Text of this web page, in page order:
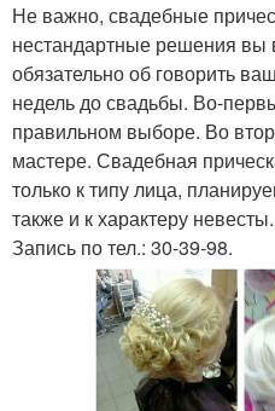
Не важно, свадебные
нестандартные решения вы
обязательно об говорить
недель до свадьбы. Во-
правильном выборе. Во
мастере. Свадебная
только к типу лица,
также и к характеру невесты.
Запись по тел.: 30-39-98.